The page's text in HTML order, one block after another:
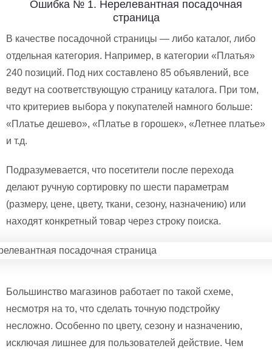
Ошибка № 1. Нерелевантная посадочная
страница
В качестве посадочной страницы — либо каталог, либо
отдельная категория. Например, в категории «Платья»
240 позиций. Под них составлено 85 объявлений, все
ведут на соответствующую страницу каталога. При том,
что критериев выбора у покупателей намного больше:
«Платье дешево», «Платье в горошек», «Летнее платье»
и т.д.
Подразумевается, что посетители после перехода
делают ручную сортировку по шести параметрам
(размеру, цене, цвету, ткани, сезону, назначению) или
находят конкретный товар через строку поиска.
Большинство магазинов работает по такой схеме,
несмотря на то, что сделать точную подстройку
несложно. Особенно по цвету, сезону и назначению,
исключая лишнее для пользователей действие. Чем